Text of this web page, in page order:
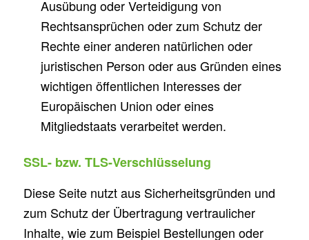
Ausübung oder Verteidigung von
Rechtsansprüchen oder zum Schutz der
Rechte einer anderen natürlichen oder
juristischen Person oder aus Gründen eines
wichtigen öffentlichen Interesses der
Europäischen Union oder eines
Mitgliedstaats verarbeitet werden.
SSL- bzw. TLS-Verschlüsselung
Diese Seite nutzt aus Sicherheitsgründen und
zum Schutz der Übertragung vertraulicher
Inhalte, wie zum Beispiel Bestellungen oder